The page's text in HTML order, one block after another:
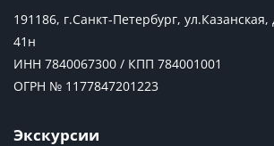
191186, г.Санкт-Петербург,
41н
ИНН 7840067300 / КПП 784001001
ОГРН № 1177847201223
Экскурсии